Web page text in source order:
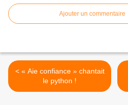
Ajouter un commentaire
< « Aie confiance » chantait
le python !